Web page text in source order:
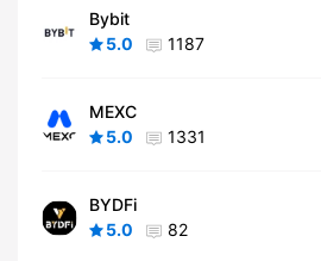
Bybit
5.0
1187
MEXC
5.0
1331
BYDFi
5.0
82